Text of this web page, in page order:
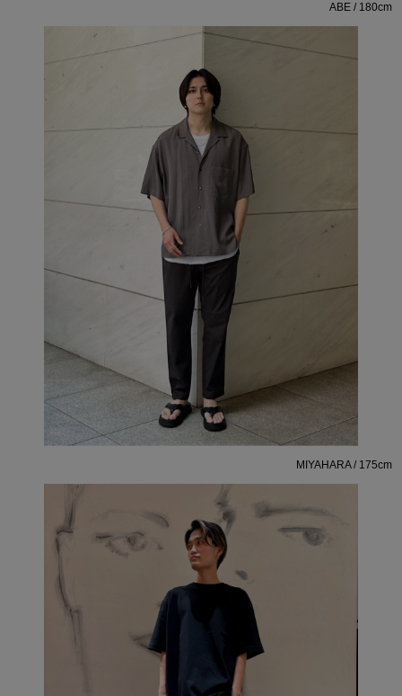
ABE / 180cm
MIYAHARA / 175cm